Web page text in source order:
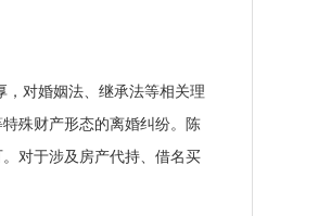
，对婚姻法、继承法等相关理
殊财产形态的离婚纠纷。陈
对于涉及房产代持、借名买